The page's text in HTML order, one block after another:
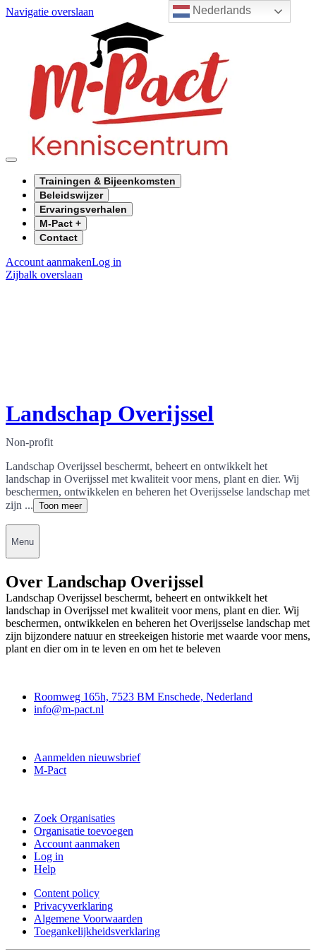
Nederlands
Navigatie overslaan
Trainingen & Bijeenkomsten
Beleidswijzer
Ervaringsverhalen
M-Pact +
Contact
Account aanmakenLog in
Zijbalk overslaan
Landschap Overijssel
Non-profit
Landschap Overijssel beschermt, beheert en ontwikkelt het
landschap in Overijssel met kwaliteit voor mens, plant en dier. Wij
beschermen, ontwikkelen en beheren het Overijsselse landschap met
zijn ... Toon meer
Menu
Over Landschap Overijssel
Landschap Overijssel beschermt, beheert en ontwikkelt het
landschap in Overijssel met kwaliteit voor mens, plant en dier. Wij
beschermen, ontwikkelen en beheren het Overijsselse landschap met
zijn bijzondere natuur en streekeigen historie met waarde voor mens,
plant en dier om in te leven en om het te beleven
Roomweg 165h, 7523 BM Enschede, Nederland
info@m-pact.nl
Aanmelden nieuwsbrief
M-Pact
Zoek Organisaties
Organisatie toevoegen
Account aanmaken
Log in
Help
Content policy
Privacyverklaring
Algemene Voorwaarden
Toegankelijkheidsverklaring